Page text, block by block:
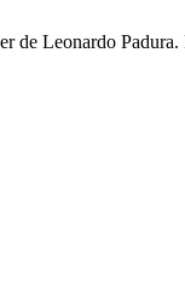
de Leonardo